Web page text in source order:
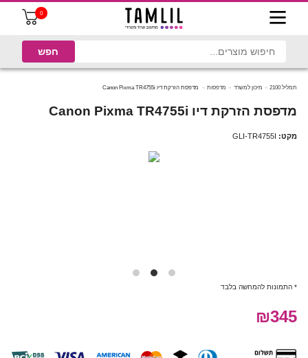
0
תמליל 2100 מיכון למשרד מדפסות מדפסת הזרקת דיו Canon Pixma TR4755i
מדפסת הזרקת דיו Canon Pixma TR4755i
מקט: GLI-TR4755I
* התמונות להמחשה בלבד
₪345